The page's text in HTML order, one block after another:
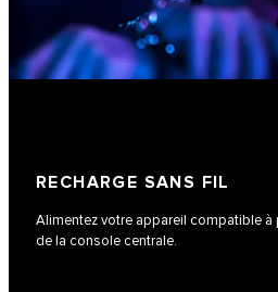
RECHARGE SANS FIL
Alimentez votre appareil compatible
de la console centrale.